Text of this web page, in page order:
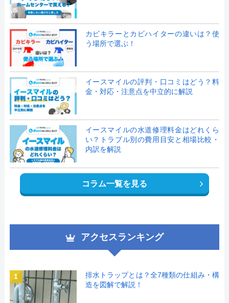
カビキラーとカビハイターの違いは？使
う場所で選ぶ！
イースマイルの評判・口コミはどう？料
金・対応・注意点を中立的に解説
イースマイルの水道修理料金はどれくら
い？トラブル別の費用目安と相場比較・
内訳を解説
コラム一覧を見る
アクセスランキング
1
排水トラップとは？全7種類の仕組み・構
造を図解で解説！